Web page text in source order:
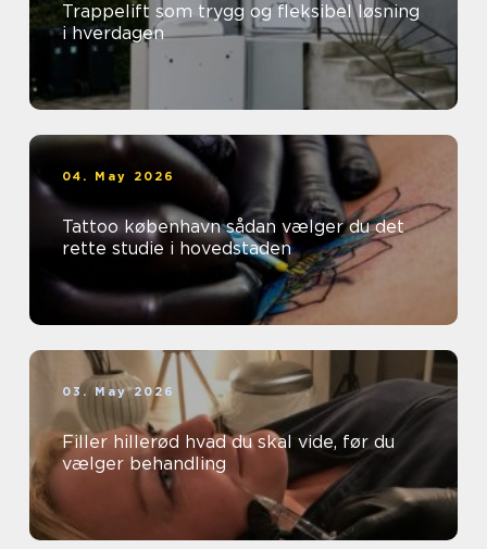
Trappelift som trygg og fleksibel løsning
i hverdagen
04. May 2026
Tattoo københavn sådan vælger du det
rette studie i hovedstaden
03. May 2026
Filler hillerød hvad du skal vide, før du
vælger behandling